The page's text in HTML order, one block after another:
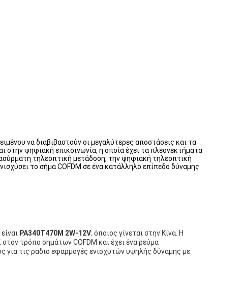
να διαβιβαστούν οι μεγαλύτερες αποστάσεις και τα
στην ψηφιακή επικοινωνία, η οποία έχει τα πλεονεκτήματα
τηλεοπτική μετάδοση, την ψηφιακή τηλεοπτική
το σήμα COFDM σε ένα κατάλληλο επίπεδο δύναμης
PA340T470M 2W-12V. όποιος γίνεται στην Κίνα. Η
τρόπο σημάτων COFDM και έχει ένα ρεύμα
για τις ραδιο εφαρμογές ενισχυτών υψηλής δύναμης με